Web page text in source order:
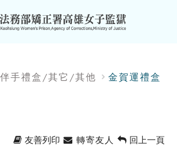
手禮盒/其它/其他
金賀運禮盒
友善列印 轉寄友人 回上一頁